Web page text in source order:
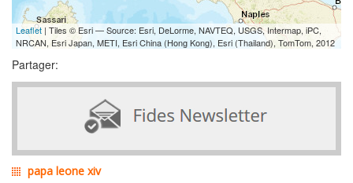
Leaflet | Tiles © Esri — Source: Esri, DeLorme, NAVTEQ, USGS, Intermap, iPC,
NRCAN, Esri Japan, METI, Esri China (Hong Kong), Esri (Thailand), TomTom, 2012
Partager:
papa leone xiv